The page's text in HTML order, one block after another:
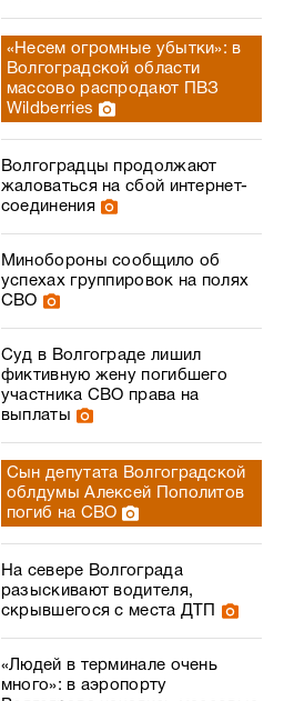
«Несем огромные убытки»: в
Волгоградской области
массово распродают ПВЗ
Wildberries
Волгоградцы продолжают
жаловаться на сбой интернет-
соединения
Минобороны сообщило об
успехах группировок на полях
СВО
Суд в Волгограде лишил
фиктивную жену погибшего
участника СВО права на
выплаты
Сын депутата Волгоградской
облдумы Алексей Пополитов
погиб на СВО
На севере Волгограда
разыскивают водителя,
скрывшегося с места ДТП
«Людей в терминале очень
много»: в аэропорту